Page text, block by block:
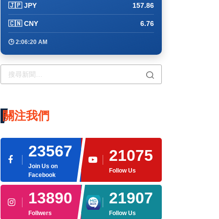
🇯🇵 JPY 157.86
🇨🇳 CNY 6.76
🕒 2:06:20 AM
關注我們
23567
Join Us on
Facebook
21075
Follow Us
13890
Follwers
21907
Follow Us
×